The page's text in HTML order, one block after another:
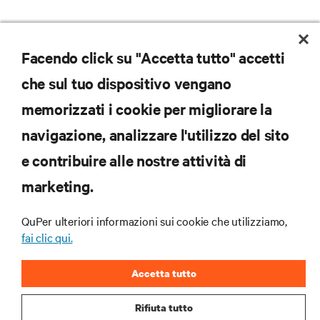
Iscriviti per scoprire le ultime tendenze
e gli approfondimenti degli esperti sulla gestione di
data center e infrastrutture.
Facendo click su "Accetta tutto" accetti
che sul tuo dispositivo vengano
memorizzati i cookie per migliorare la
navigazione, analizzare l'utilizzo del sito
e contribuire alle nostre attività di
marketing.
QuPer ulteriori informazioni sui cookie che utilizziamo,
fai clic qui.
Rifiuta tutto
Accetta tutto